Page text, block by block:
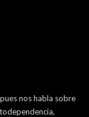
nos habla sobre